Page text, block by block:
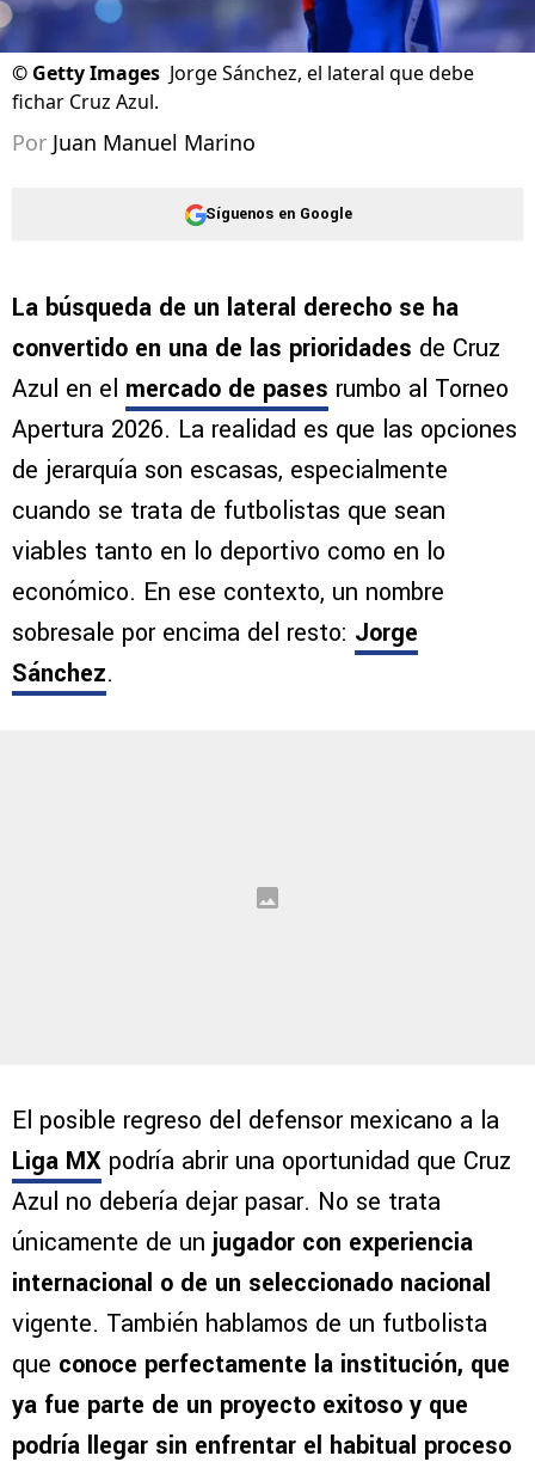
© Getty Images Jorge Sánchez, el lateral que debe
fichar Cruz Azul.
Por Juan Manuel Marino
Síguenos en Google
La búsqueda de un lateral derecho se ha
convertido en una de las prioridades de Cruz
Azul en el mercado de pases rumbo al Torneo
Apertura 2026. La realidad es que las opciones
de jerarquía son escasas, especialmente
cuando se trata de futbolistas que sean
viables tanto en lo deportivo como en lo
económico. En ese contexto, un nombre
sobresale por encima del resto: Jorge
Sánchez.
El posible regreso del defensor mexicano a la
Liga MX podría abrir una oportunidad que Cruz
Azul no debería dejar pasar. No se trata
únicamente de un jugador con experiencia
internacional o de un seleccionado nacional
vigente. También hablamos de un futbolista
que conoce perfectamente la institución, que
ya fue parte de un proyecto exitoso y que
podría llegar sin enfrentar el habitual proceso